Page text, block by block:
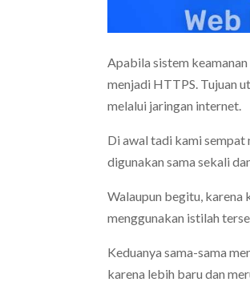
Apabila sistem
menjadi HTTPS. Tujuan
melalui jaringan internet.
Di awal tadi kami sempat
digunakan sama sekali
Walaupun begitu, karena
menggunakan istilah
Keduanya sama-sama
karena lebih baru dan